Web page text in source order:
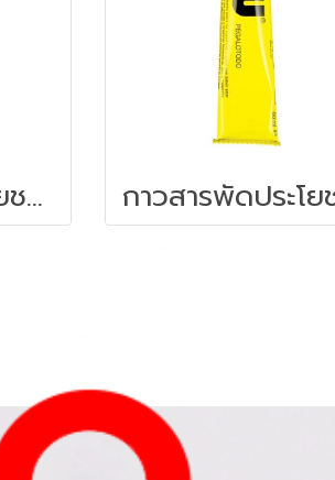
กาวสารพัดประโยชน์ 35 มล. UHU